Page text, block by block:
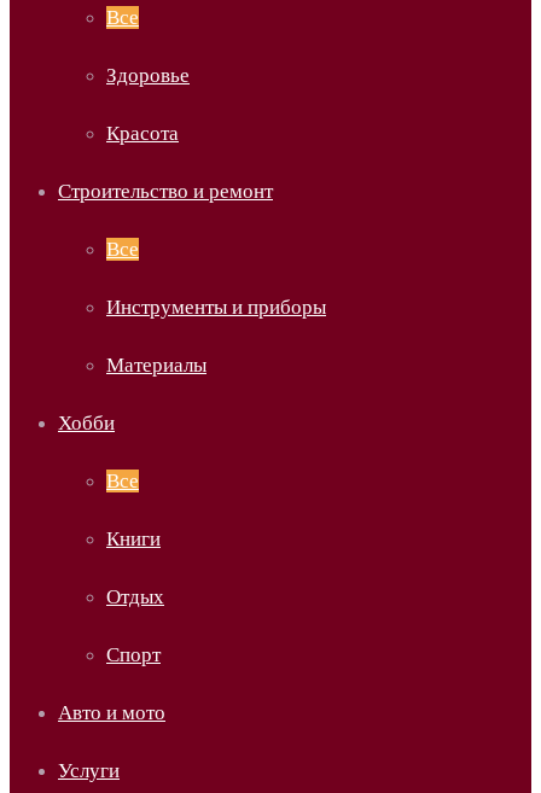
Все
Здоровье
Красота
Строительство и ремонт
Все
Инструменты и приборы
Материалы
Хобби
Все
Книги
Отдых
Спорт
Авто и мото
Услуги